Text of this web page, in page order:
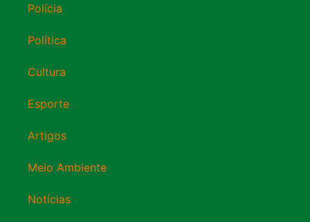
Polícia
Política
Cultura
Esporte
Artigos
Meio Ambiente
Notícias